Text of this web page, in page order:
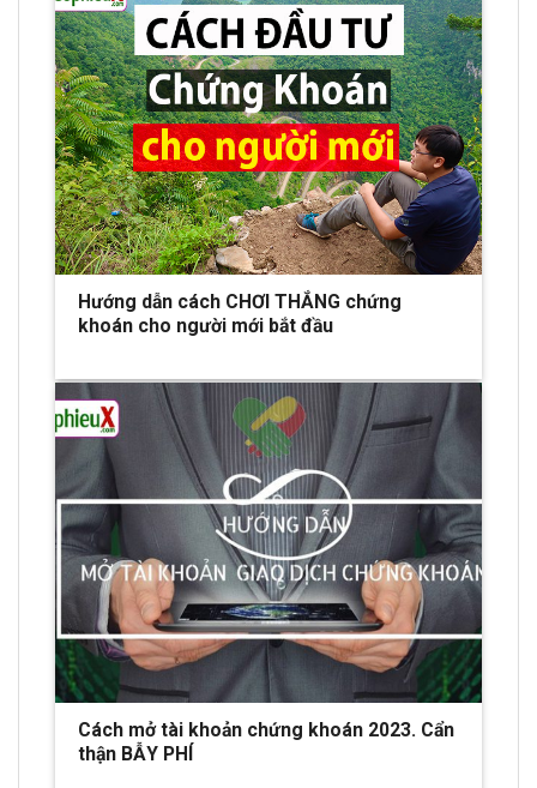
Hướng dẫn cách CHƠI THẮNG chứng
khoán cho người mới bắt đầu
Cách mở tài khoản chứng khoán 2023. Cẩn
thận BẪY PHÍ